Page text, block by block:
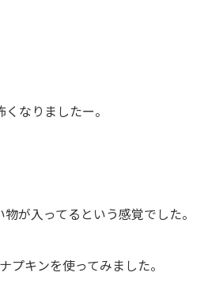
なりましたー。
が入ってるという感覚でした。
キンを使ってみました。